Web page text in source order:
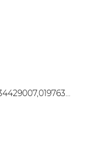
0197634428956,0197634428963,0197634429007,0197634429014,0197634429021,0197634429038,0197634429045,0197634429052,0197634429090,0197634429106,0197634429113,0197634429120